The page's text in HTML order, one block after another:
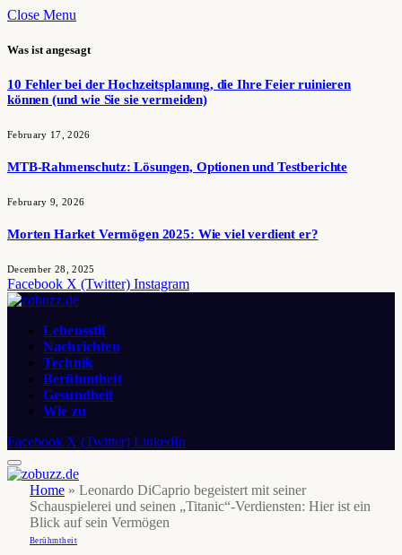
Close Menu
Was ist angesagt
10 Fehler bei der Hochzeitsplanung, die Ihre Feier ruinieren
können (und wie Sie sie vermeiden)
February 17, 2026
MTB-Rahmenschutz: Lösungen, Optionen und Testberichte
February 9, 2026
Morten Harket Vermögen 2025: Wie viel verdient er?
December 28, 2025
Facebook X (Twitter) Instagram
Lebensstil
Nachrichten
Technik
Berühmtheit
Gesundheit
Wie zu
Facebook X (Twitter) LinkedIn
Home » Leonardo DiCaprio begeistert mit seiner
Schauspielerei und seinen „Titanic“-Verdiensten: Hier ist ein
Blick auf sein Vermögen
Berühmtheit